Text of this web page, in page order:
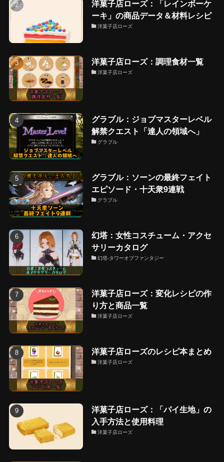
洋菓子店ローズ：「レインボーケ
ーキ」の商品データ＆材料レシピ
洋菓子店ローズ
洋菓子店ローズ：調理食材一覧
洋菓子店ローズ
グラブル：ジョブマスターレベル
解禁クエスト「達人の領域へ」
グラブル
グラブル：ソーンの最終フェイト
エピソード・十天衆9連戦
グラブル
幻塔：女性コスチューム・アクセ
サリーカタログ
幻塔-タワーオブファンタジー
洋菓子店ローズ：変化レシピの作
り方と商品一覧
洋菓子店ローズ
洋菓子店ローズのレシピ本まとめ
洋菓子店ローズ
洋菓子店ローズ：「パイ生地」の
入手方法と使用料理
洋菓子店ローズ